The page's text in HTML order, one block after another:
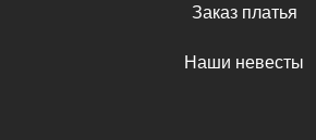
Заказ платья
Наши невесты